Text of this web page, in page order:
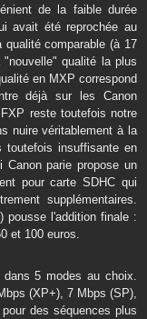
de la faible durée
avait été reprochée au
comparable (à 17
qualité la plus
en MXP correspond
déjà sur les Canon
reste toutefois notre
nuire véritablement à la
toutefois insuffisante en
parie propose un
pour carte SDHC qui
supplémentaires.
pousse l'addition finale :
et 100 euros.
5 modes au choix.
(XP+), 7 Mbps (SP),
des séquences plus